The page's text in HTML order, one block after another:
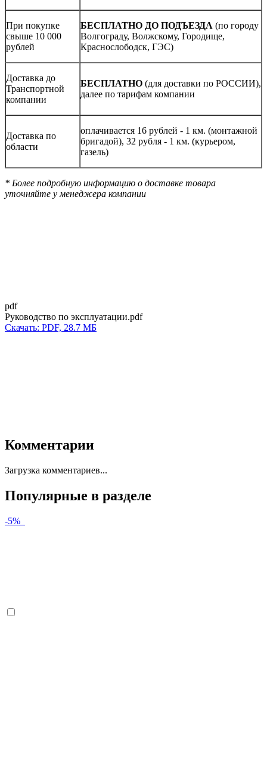
При покупке
свыше 10 000
рублей
БЕСПЛАТНО ДО ПОДЪЕЗДА (по городу
Волгограду, Волжскому, Городище,
Краснослободск, ГЭС)
Доставка до
Транспортной
компании
БЕСПЛАТНО (для доставки по РОССИИ),
далее по тарифам компании
Доставка по
области
оплачивается 16 рублей - 1 км. (монтажной
бригадой), 32 рубля - 1 км. (курьером,
газель)
* Более подробную информацию о доставке товара
уточняйте у менеджера компании
pdf
Руководство по эксплуатации.pdf
Скачать: PDF, 28.7 МБ
Комментарии
Загрузка комментариев...
Популярные в разделе
-5%